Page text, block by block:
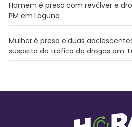
Homem é preso com revólver e
PM em Laguna
Mulher é presa e duas
suspeita de tráfico de drogas em